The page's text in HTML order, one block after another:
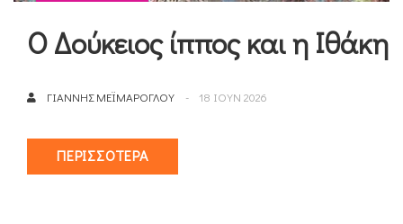
Ο Δούκειος ίππος και η Ιθάκη
ΓΙΆΝΝΗΣ ΜΕΪΜΆΡΟΓΛΟΥ 18 ΙΟΥΝ 2026
ΠΕΡΙΣΣΌΤΕΡΑ